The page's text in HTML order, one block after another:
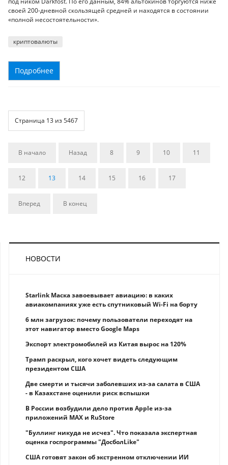
своей 200-дневной скользящей средней и находятся в состоянии
«полной несостоятельности».
криптовалюты
Подробнее
Страница 13 из 5467
В начало Назад 8 9 10 11
12 13 14 15 16 17
Вперед В конец
НОВОСТИ
Starlink Маска завоевывает авиацию: в каких
авиакомпаниях уже есть спутниковый Wi-Fi на борту
6 млн загрузок: почему пользователи переходят на
этот навигатор вместо Google Maps
Экспорт электромобилей из Китая вырос на 120%
Трамп раскрыл, кого хочет видеть следующим
президентом США
Две смерти и тысячи заболевших из-за салата в США
- в Казахстане оценили риск вспышки
В России возбудили дело против Apple из-за
приложений MAX и RuStore
"Буллинг никуда не исчез". Что показала экспертная
оценка госпрограммы "ДосболLike"
США готовят закон об экстренном отключении ИИ